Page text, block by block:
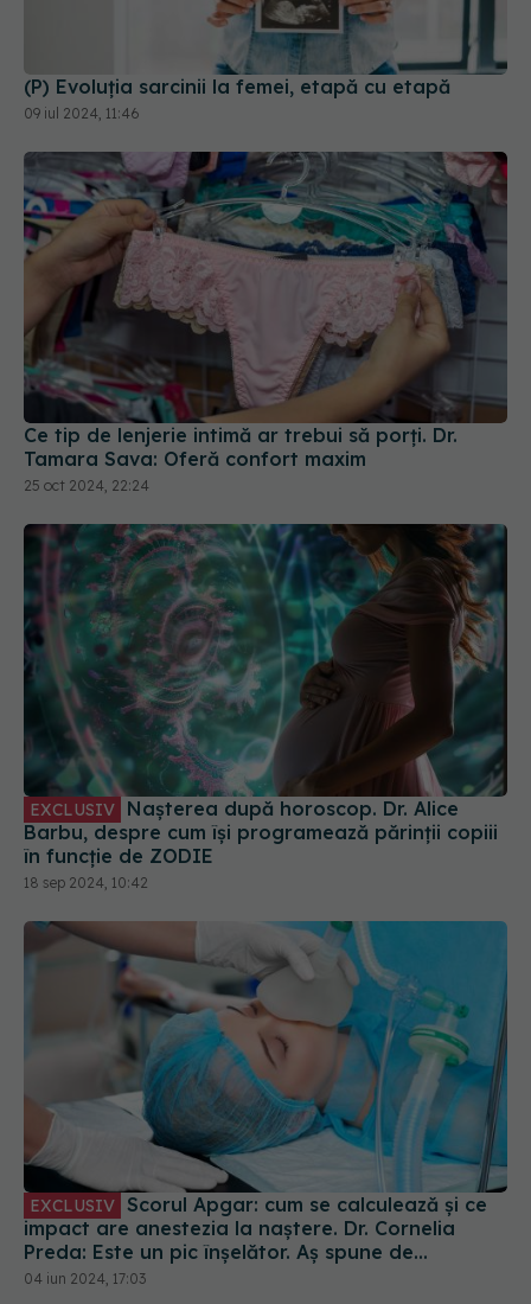
(P) Evoluția sarcinii la femei, etapă cu etapă
09 iul 2024, 11:46
Ce tip de lenjerie intimă ar trebui să porți. Dr.
Tamara Sava: Oferă confort maxim
25 oct 2024, 22:24
EXCLUSIV
Barbu, despre cum își programează părinții copiii
în funcție de ZODIE
18 sep 2024, 10:42
EXCLUSIV
impact are anestezia la naștere. Dr. Cornelia
Preda: Este un pic înșelător. Aș spune de
anestezia peridurală
04 iun 2024, 17:03